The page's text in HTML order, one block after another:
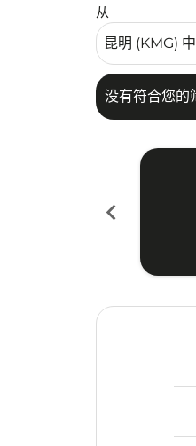
从
没有符合您的
chevron_left